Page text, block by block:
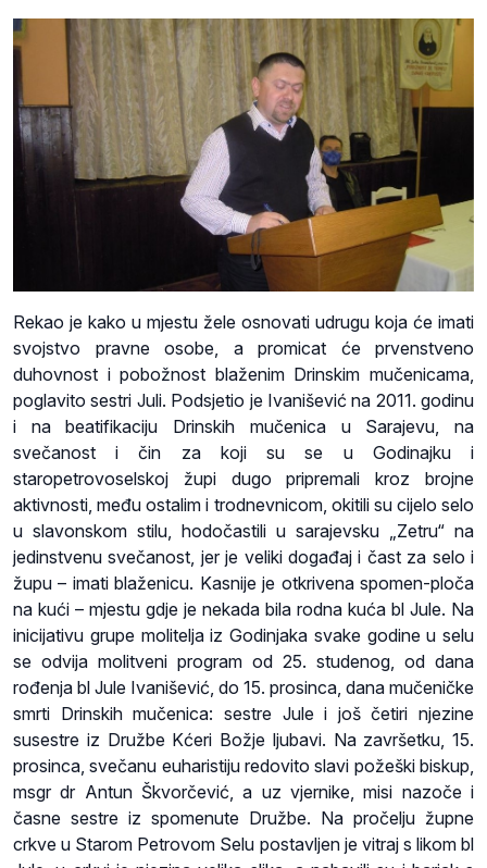
Rekao je kako u mjestu žele osnovati udrugu koja će imati
svojstvo pravne osobe, a promicat će prvenstveno
duhovnost i pobožnost blaženim Drinskim mučenicama,
poglavito sestri Juli. Podsjetio je Ivanišević na 2011. godinu
i na beatifikaciju Drinskih mučenica u Sarajevu, na
svečanost i čin za koji su se u Godinajku i
staropetrovoselskoj župi dugo pripremali kroz brojne
aktivnosti, među ostalim i trodnevnicom, okitili su cijelo selo
u slavonskom stilu, hodočastili u sarajevsku „Zetru“ na
jedinstvenu svečanost, jer je veliki događaj i čast za selo i
župu – imati blaženicu. Kasnije je otkrivena spomen-ploča
na kući – mjestu gdje je nekada bila rodna kuća bl Jule. Na
inicijativu grupe molitelja iz Godinjaka svake godine u selu
se odvija molitveni program od 25. studenog, od dana
rođenja bl Jule Ivanišević, do 15. prosinca, dana mučeničke
smrti Drinskih mučenica: sestre Jule i još četiri njezine
susestre iz Družbe Kćeri Božje ljubavi. Na završetku, 15.
prosinca, svečanu euharistiju redovito slavi požeški biskup,
msgr dr Antun Škvorčević, a uz vjernike, misi nazoče i
časne sestre iz spomenute Družbe. Na pročelju župne
crkve u Starom Petrovom Selu postavljen je vitraj s likom bl